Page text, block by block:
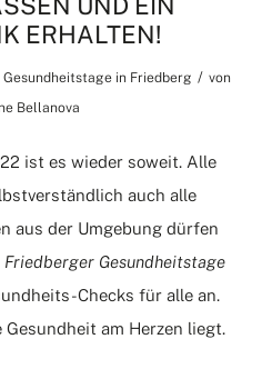
ERHALTEN!
Gesundheitstage in Friedberg / von
Bellanova
ist es wieder soweit. Alle
auch alle
aus der Umgebung dürfen
Friedberger Gesundheitstage
Checks für alle an.
am Herzen liegt.